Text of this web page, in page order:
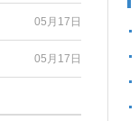
05月17日
05月17日